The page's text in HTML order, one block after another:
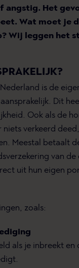
angstig. Het
Wat moet je
Wij leggen het
is de
Dit
Ook als de
niets verkeerd
Meestal betaalt
van de
uit hun eigen
zoals:
als je inbreekt en